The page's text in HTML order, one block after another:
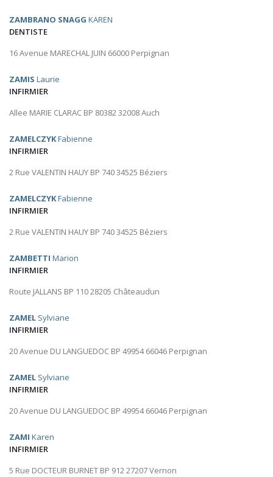
ZAMBRANO SNAGG KAREN
DENTISTE
16 Avenue MARECHAL JUIN 66000 Perpignan
ZAMIS Laurie
INFIRMIER
Allee MARIE CLARAC BP 80382 32008 Auch
ZAMELCZYKFabienne
INFIRMIER
2 Rue VALENTIN HAUY BP 740 34525 Béziers
ZAMELCZYKFabienne
INFIRMIER
2 Rue VALENTIN HAUY BP 740 34525 Béziers
ZAMBETTI Marion
INFIRMIER
Route JALLANS BP 110 28205 Châteaudun
ZAMEL Sylviane
INFIRMIER
20 Avenue DU LANGUEDOC BP 49954 66046 Perpignan
ZAMEL Sylviane
INFIRMIER
20 Avenue DU LANGUEDOC BP 49954 66046 Perpignan
ZAMI Karen
INFIRMIER
5 Rue DOCTEUR BURNET BP 912 27207 Vernon